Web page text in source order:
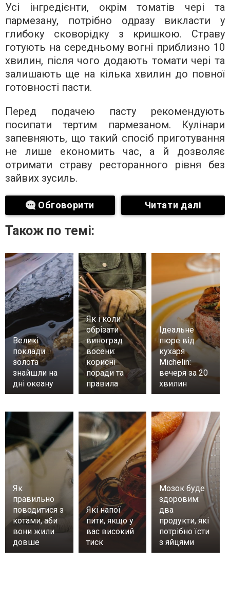
Усі інгредієнти, окрім томатів чері та
пармезану, потрібно одразу викласти у
глибоку сковорідку з кришкою. Страву
готують на середньому вогні приблизно 10
хвилин, після чого додають томати чері та
залишають ще на кілька хвилин до повної
готовності пасти.
Перед подачею пасту рекомендують
посипати тертим пармезаном. Кулінари
запевняють, що такий спосіб приготування
не лише економить час, а й дозволяє
отримати страву ресторанного рівня без
зайвих зусиль.
Обговорити Читати далі
Також по темі:
Великі
поклади
золота
знайшли на
дні океану
Як і коли
обрізати
виноград
восени:
корисні
поради та
правила
Ідеальне
пюре від
кухаря
Michelin:
вечеря за 20
хвилин
Як
правильно
поводитися з
котами, аби
вони жили
довше
Які напої
пити, якщо у
вас високий
тиск
Мозок буде
здоровим:
два
продукти, які
потрібно їсти
з яйцями